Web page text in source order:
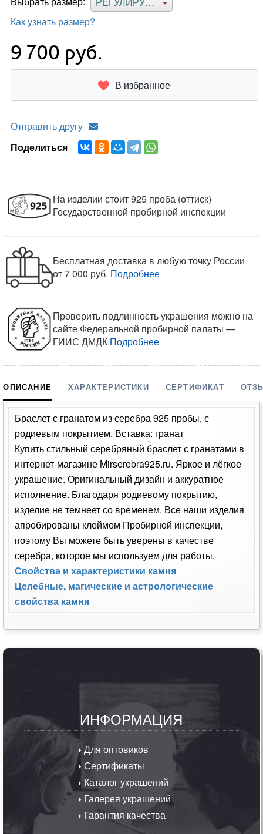
Как узнать размер?
9 700 руб.
В избранное
Отправить другу
Поделиться
На изделии стоит 925 проба (оттиск)
Государственной пробирной инспекции
Бесплатная доставка в любую точку России
от 7 000 руб. Подробнее
Проверить подлинность украшения можно на
сайте Федеральной пробирной палаты —
ГИИС ДМДК Подробнее
ОПИСАНИЕ ХАРАКТЕРИСТИКИ СЕРТИФИКАТ
Браслет с гранатом из серебра 925 пробы, с
родиевым покрытием. Вставка: гранат
Купить стильный серебряный браслет с гранатами в
интернет-магазине Mirserebra925.ru. Яркое и лёгкое
украшение. Оригинальный дизайн и аккуратное
исполнение. Благодаря родиевому покрытию,
изделие не темнеет со временем. Все наши изделия
апробированы клеймом Пробирной инспекции,
поэтому Вы можете быть уверены в качестве
серебра, которое мы используем для работы.
Свойства и характеристики камня
Целебные, магические и астрологические
свойства камня
ИНФОРМАЦИЯ
Для оптовиков
Сертификаты
Каталог украшений
Галерея украшений
Гарантия качества